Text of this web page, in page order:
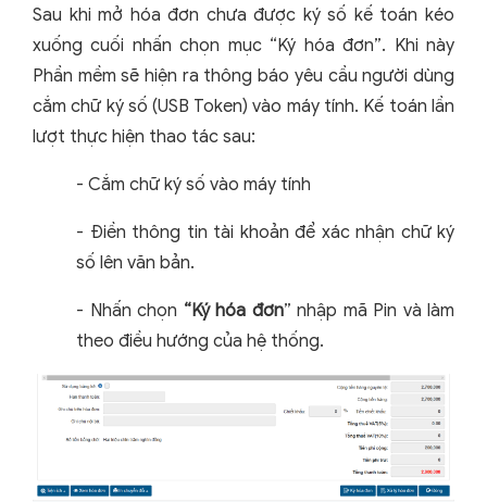
Sau khi mở hóa đơn chưa được ký số kế toán kéo
xuống cuối nhấn chọn mục “Ký hóa đơn”. Khi này
Phần mềm sẽ hiện ra thông báo yêu cầu người dùng
cắm chữ ký số (USB Token) vào máy tính. Kế toán lần
lượt thực hiện thao tác sau:
- Cắm chữ ký số vào máy tính
- Điền thông tin tài khoản để xác nhận chữ ký
số lên văn bản.
- Nhấn chọn “Ký hóa đơn” nhập mã Pin và làm
theo điều hướng của hệ thống.